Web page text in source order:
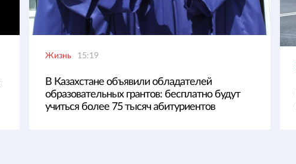
Жизнь 15:19
В Казахстане объявили обладателей
образовательных грантов: бесплатно будут
учиться более 75 тысяч абитуриентов